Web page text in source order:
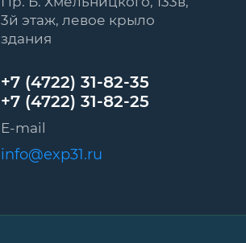
3й этаж, левое крыло
здания
+7 (4722) 31-82-35
+7 (4722) 31-82-25
E-mail
info@exp31.ru